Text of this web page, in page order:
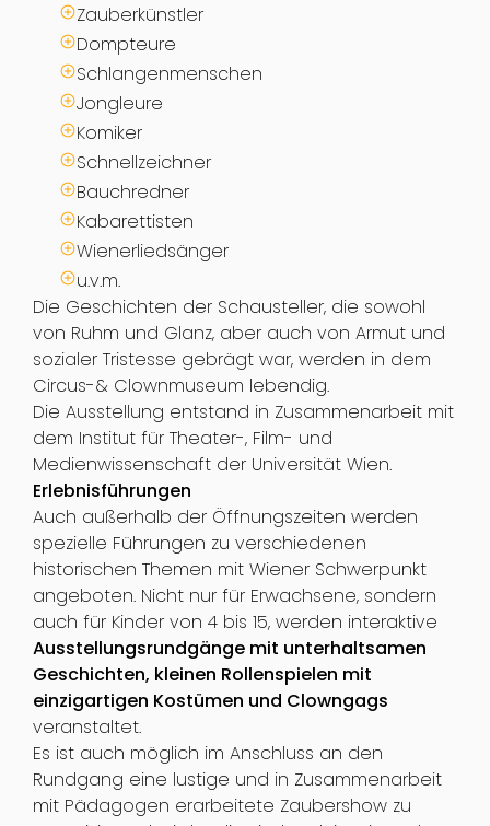
Zauberkünstler
Dompteure
Schlangenmenschen
Jongleure
Komiker
Schnellzeichner
Bauchredner
Kabarettisten
Wienerliedsänger
u.v.m.
Die Geschichten der Schausteller, die sowohl
von Ruhm und Glanz, aber auch von Armut und
sozialer Tristesse gebrägt war, werden in dem
Circus-& Clownmuseum lebendig.
Die Ausstellung entstand in Zusammenarbeit mit
dem Institut für Theater-, Film- und
Medienwissenschaft der Universität Wien.
Erlebnisführungen
Auch außerhalb der Öffnungszeiten werden
spezielle Führungen zu verschiedenen
historischen Themen mit Wiener Schwerpunkt
angeboten. Nicht nur für Erwachsene, sondern
auch für Kinder von 4 bis 15, werden interaktive
Ausstellungsrundgänge mit unterhaltsamen
Geschichten, kleinen Rollenspielen mit
einzigartigen Kostümen und Clowngags
veranstaltet.
Es ist auch möglich im Anschluss an den
Rundgang eine lustige und in Zusammenarbeit
mit Pädagogen erarbeitete Zaubershow zu